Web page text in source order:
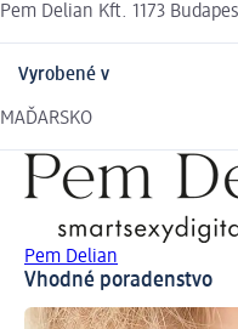
Pem Delian Kft. 1173
Vyrobené v
MAĎARSKO
Pem Delian
Vhodné poradenstvo